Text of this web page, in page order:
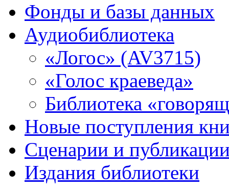
Фонды и базы данных
Аудиобиблиотека
«Логос» (AV3715)
«Голос краеведа»
Библиотека
Новые поступления
Сценарии и
Издания библиотеки